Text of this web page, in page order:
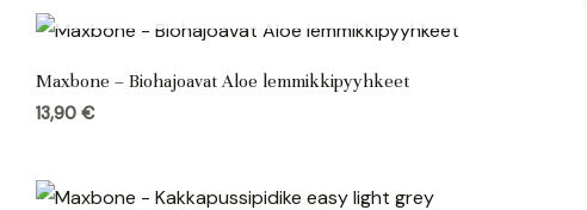
Maxbone – Biohajoavat Aloe lemmikkipyyhkeet
13,90 €